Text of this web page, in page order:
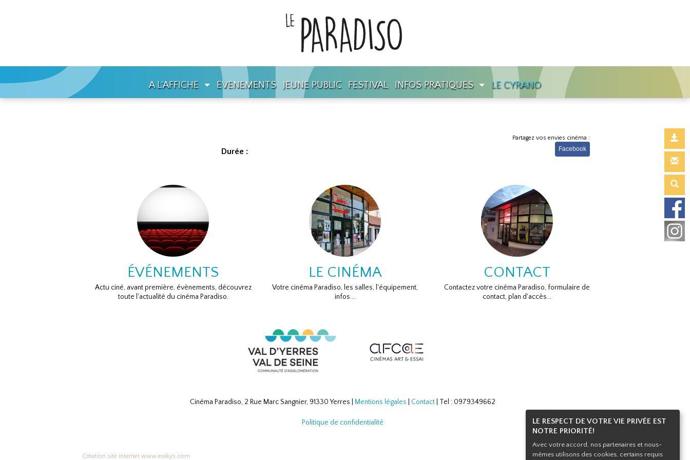
LE RESPECT DE VOTRE VIE PRIVÉE EST
NOTRE PRIORITÉ!
Avec votre accord, nos partenaires et nous-
mêmes utilisons des cookies, certains requis
A L'AFFICHE EVENEMENTS JEUNE PUBLIC FESTIVAL INFOS PRATIQUES LE CYRANO
Durée :
Partagez vos envies cinéma :
Facebook
ÉVÉNEMENTS
Actu ciné, avant première, évènements, découvrez
toute l'actualité du cinéma Paradiso.
LE CINÉMA
Votre cinéma Paradiso, les salles, l'équipement,
infos...
CONTACT
Contactez votre cinéma Paradiso, formulaire de
contact, plan d'accès...
Cinéma Paradiso, 2 Rue Marc Sangnier, 91330 Yerres | Mentions légales Contact| Tel : 0979349662
Politique de confidentialité
Haut de page
Création site internet www.erakys.com